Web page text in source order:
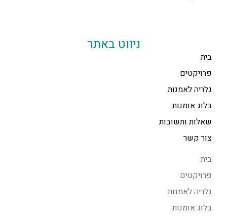
ניווט באתר
בית
פרויקטים
גלריה לאמנות
בלוג אומנות
שאלות ותשובות
צור קשר
בית
פרויקטים
גלריה לאמנות
בלוג אומנות